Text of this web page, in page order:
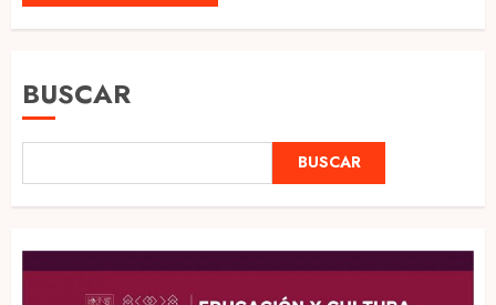
BUSCAR
BUSCAR